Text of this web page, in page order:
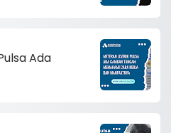
Ada